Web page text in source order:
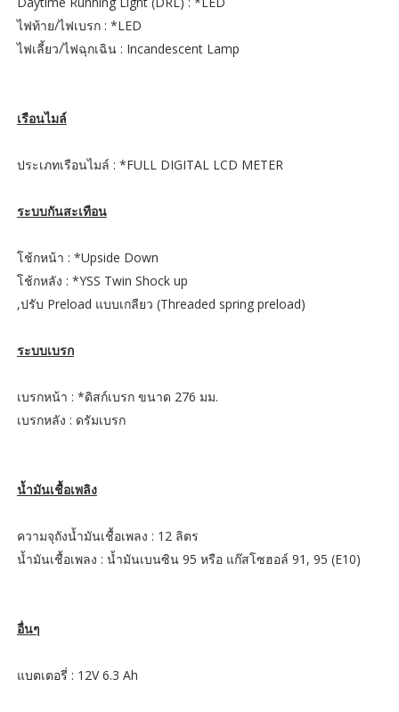
ไฟท้าย/ไฟเบรก : *LED
ไฟเลี้ยว/ไฟฉุกเฉิน : Incandescent Lamp
เรือนไมล์
ประเภทเรือนไมล์ : *FULL DIGITAL LCD METER
ระบบกันสะเทือน
โช้กหน้า : *Upside Down
โช้กหลัง : *YSS Twin Shock up
,ปรับ Preload แบบเกลียว (Threaded spring preload)
ระบบเบรก
เบรกหน้า : *ดิสก์เบรก ขนาด 276 มม.
เบรกหลัง : ดรัมเบรก
น้ำมันเชื้อเพลิง
ความจุถังน้ำมันเชื้อเพลง : 12 ลิตร
น้ำมันเชื้อเพลง : น้ำมันเบนซิน 95 หรือ แก๊สโซฮอล์ 91, 95 (E10)
อื่นๆ
แบตเตอรี่ : 12V 6.3 Ah